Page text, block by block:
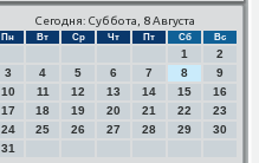
Сегодня: Суббота, 8 Августа
Пн Вт Ср Чт Пт Сб Вс
1
2
3
4 5 6 7 8
9
10
11 12 13 14 15
16
17
18 19 20 21 22
23
24
25 26 27 28 29
30
31